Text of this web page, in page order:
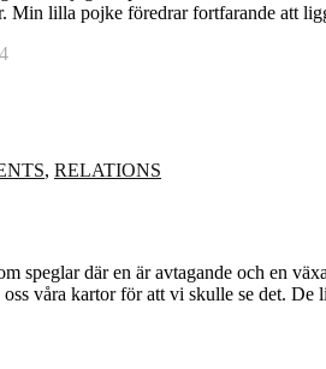
Min lilla pojke föredrar fortfarande att
, RELATIONS
speglar där en är avtagande och en
våra kartor för att vi skulle se det. De